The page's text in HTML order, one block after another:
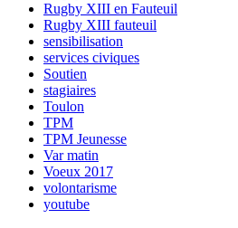
Rugby XIII en Fauteuil
Rugby XIII fauteuil
sensibilisation
services civiques
Soutien
stagiaires
Toulon
TPM
TPM Jeunesse
Var matin
Voeux 2017
volontarisme
youtube